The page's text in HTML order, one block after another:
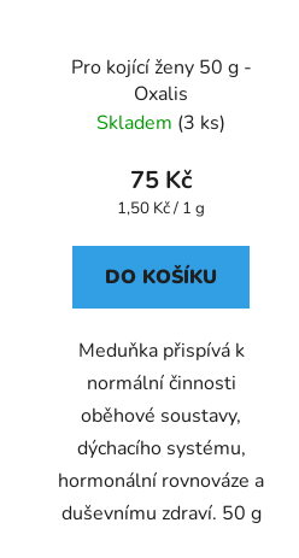
Pro kojící ženy 50 g -
Oxalis
Skladem (3 ks)
75 Kč
Měrná
1,50 Kč / 1 g
DO KOŠÍKU
Meduňka přispívá k
normální činnosti
oběhové soustavy,
dýchacího systému,
hormonální rovnováze a
duševnímu zdraví. 50 g